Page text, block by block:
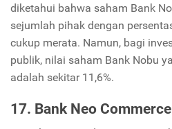
diketahui bahwa saham Bank
sejumlah pihak dengan
cukup merata. Namun, bagi
publik, nilai saham Bank Nobu
adalah sekitar 11,6%.
17. Bank Neo Commerce